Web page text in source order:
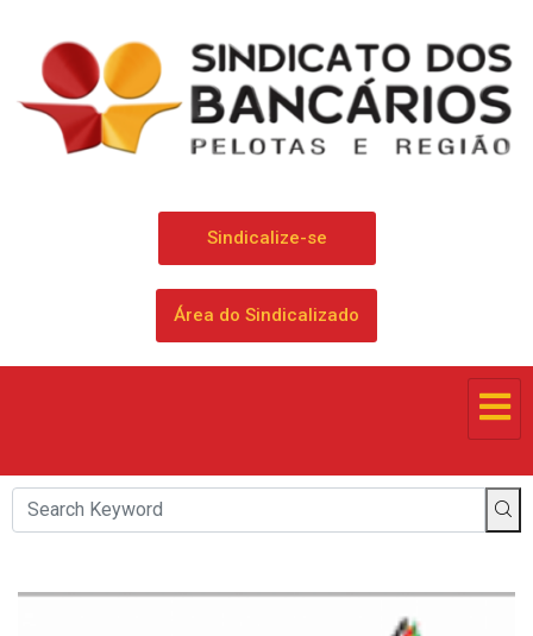
Sindicalize-se
Área do Sindicalizado